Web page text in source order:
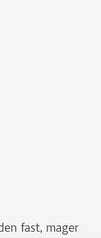
fast, mager